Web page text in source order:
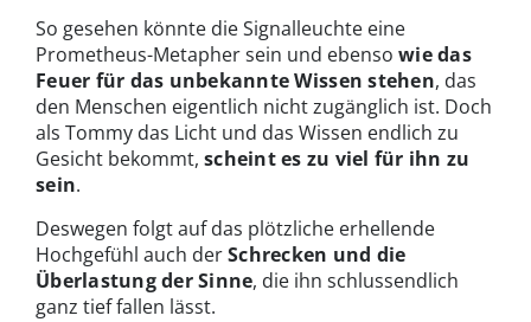
So gesehen könnte die Signalleuchte eine
Prometheus-Metapher sein und ebenso wie das
Feuer für das unbekannte Wissen stehen, das
den Menschen eigentlich nicht zugänglich ist. Doch
als Tommy das Licht und das Wissen endlich zu
Gesicht bekommt, scheint es zu viel für ihn zu
sein.
Deswegen folgt auf das plötzliche erhellende
Hochgefühl auch derSchrecken und die
Überlastung der Sinne, die ihn schlussendlich
ganz tief fallen lässt.